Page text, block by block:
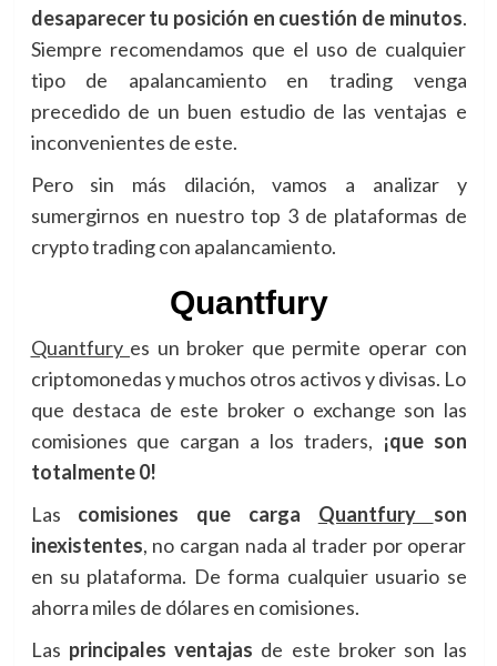
desaparecer tu posición en cuestión de minutos.
Siempre recomendamos que el uso de cualquier
tipo de apalancamiento en trading venga
precedido de un buen estudio de las ventajas e
inconvenientes de este.
Pero sin más dilación, vamos a analizar y
sumergirnos en nuestro top 3 de plataformas de
crypto trading con apalancamiento.
Quantfury
Quantfury es un broker que permite operar con
criptomonedas y muchos otros activos y divisas. Lo
que destaca de este broker o exchange son las
comisiones que cargan a los traders, ¡que son
totalmente 0!
Las comisiones que carga Quantfury son
inexistentes, no cargan nada al trader por operar
en su plataforma. De forma cualquier usuario se
ahorra miles de dólares en comisiones.
Las principales ventajas de este broker son las